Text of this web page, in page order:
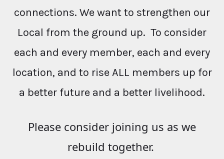
connections. We want to strengthen our
Local from the ground up. To consider
each and every member, each and every
location, and to rise ALL members up for
a better future and a better livelihood.
Please consider joining us as we
rebuild together.